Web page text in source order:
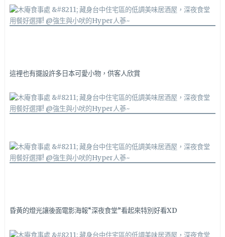
這裡也有擺設許多日本可愛小物，供客人欣賞
昏黃的燈光讓後面電影海報“深夜食堂”看起來特別好看XD